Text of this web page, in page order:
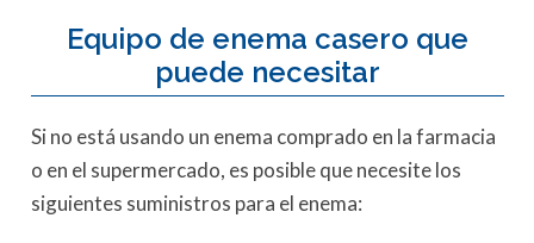
Equipo de enema casero que
puede necesitar
Si no está usando un enema comprado en la farmacia
o en el supermercado, es posible que necesite los
siguientes suministros para el enema: